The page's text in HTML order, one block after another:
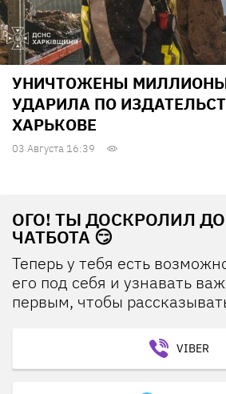
УНИЧТОЖЕНЫ
УДАРИЛА ПО
ХАРЬКОВЕ
03 Августа 16:39
ОГО! ТЫ ДОСКРОЛИЛ
ЧАТБОТА 😏
Теперь у тебя есть
его под себя и узнавать
первым, чтобы
VIBER